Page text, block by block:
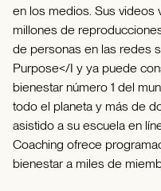
en los medios. Sus videos
millones de
de personas en las redes
Purpose</I y ya puede
bienestar número 1 del
todo el planeta y más de
asistido a su escuela en
Coaching ofrece
bienestar a miles de